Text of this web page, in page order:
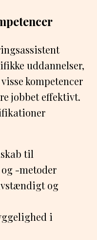
uddannelser,
kompetencer
jobbet effektivt.
til
-metoder
og
i